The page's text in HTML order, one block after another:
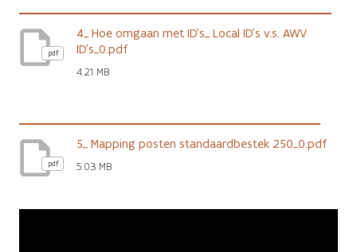
pdf
4_ Hoe omgaan met ID’s_ Local ID’s v.s. AWV
ID’s_0.pdf
4.21 MB
pdf
5_ Mapping posten standaardbestek 250_0.pdf
5.03 MB